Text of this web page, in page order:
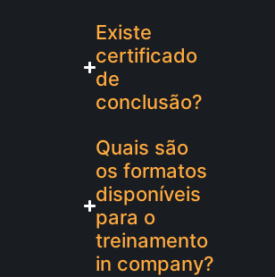
Existe
certificado
de
conclusão?
Quais são
os formatos
disponíveis
para o
treinamento
in company?